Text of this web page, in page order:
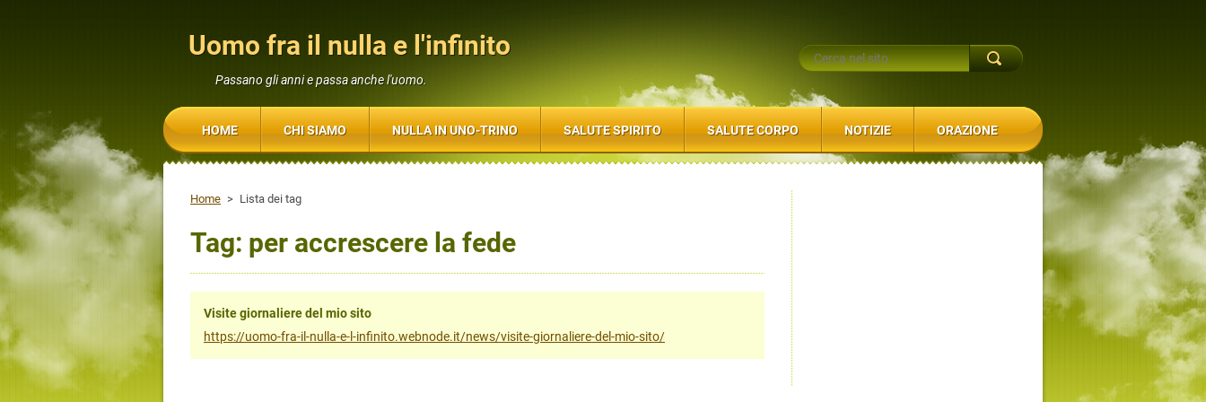
Uomo fra il nulla e l'infinito
Passano gli anni e passa anche l'uomo.
Home > Lista dei tag
Tag: per accrescere la fede
Visite giornaliere del mio sito
https://uomo-fra-il-nulla-e-l-infinito.webnode.it/news/visite-giornaliere-del-mio-sito/
HOME CHI SIAMO NULLA IN UNO-TRINO SALUTE SPIRITO SALUTE CORPO NOTIZIE ORAZIONE